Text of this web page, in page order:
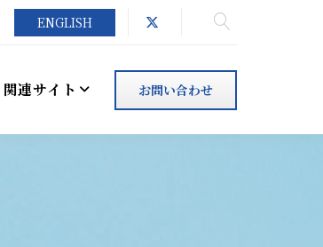
ENGLISH
お問い合わせ
関連サイト